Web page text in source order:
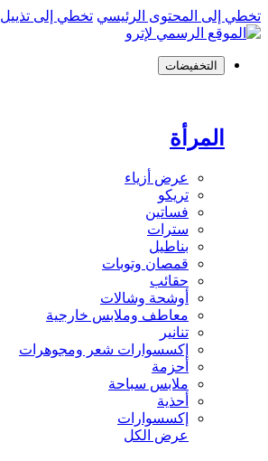
المحتوى الرئيسي تخطي إلى تذييل الصفحة
التخفيضات
المرأة
عرض أزياء
تريكو
فساتين
سترات
بناطيل
قمصان وتوبات
حقائب
أوشحة وشالات
معاطف وملابس خارجية
تنانير
إكسسوارات شعر ومجوهرات
أحزمة
ملابس سباحة
أحذية
إكسسوارات
عرض الكل